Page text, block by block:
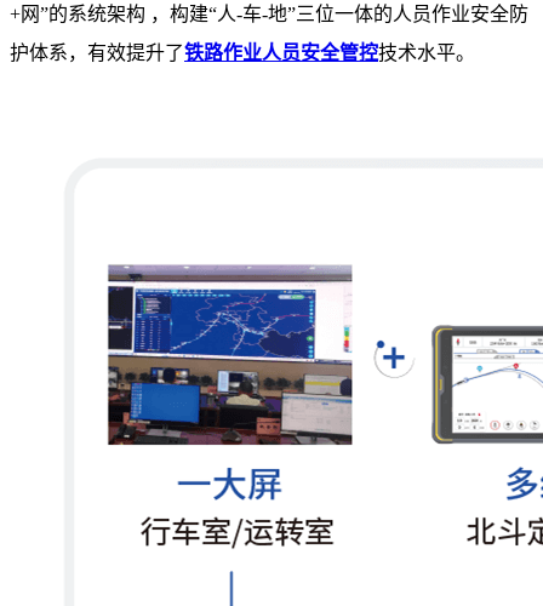
+网”的系统架构 ，构建“人-车-地”三位一体的人员作业安全防
护体系，有效提升了铁路作业人员安全管控技术水平。